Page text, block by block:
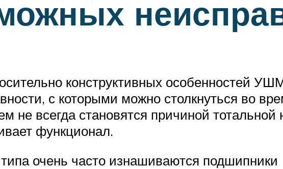
конструктивных особенностей
с которыми можно столкнуться во
не всегда становятся причиной тотальной
функционал.
типа очень часто изнашиваются подшипники